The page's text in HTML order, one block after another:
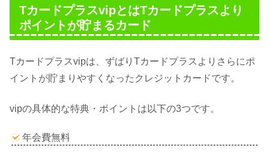
TカードプラスvipとはTカードプラスより
ポイントが貯まるカード
Tカードプラスvipは、ずばりTカードプラスよりさらにポ
イントが貯まりやすくなったクレジットカードです。
vipの具体的な特典・ポイントは以下の3つです。
年会費無料